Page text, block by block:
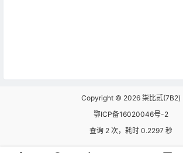
Copyright © 2026 柒比贰(7B2)
鄂ICP备16020046号-2
查询 2 次，耗时 0.2297 秒